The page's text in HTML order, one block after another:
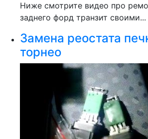
Ниже смотрите видео про
заднего форд транзит своими...
Замена реостата
торнео